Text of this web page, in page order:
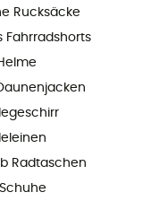
Rucksäcke
Fahrradshorts
Radtaschen